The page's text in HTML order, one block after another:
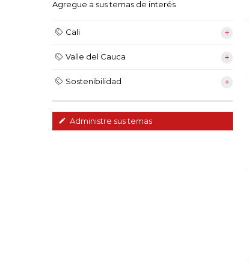
Agregue a sus temas de interés
Cali
Valle del Cauca
Sostenibilidad
Administre sus temas